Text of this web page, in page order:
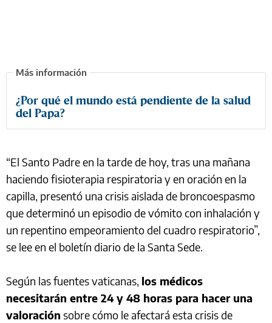
¿Por qué el mundo está pendiente de la salud
del Papa?
“El Santo Padre en la tarde de hoy, tras una mañana
haciendo fisioterapia respiratoria y en oración en la
capilla, presentó una crisis aislada de broncoespasmo
que determinó un episodio de vómito con inhalación y
un repentino empeoramiento del cuadro respiratorio”,
se lee en el boletín diario de la Santa Sede.
Según las fuentes vaticanas, los médicos
necesitarán entre 24 y 48 horas para hacer una
valoración sobre cómo le afectará esta crisis de